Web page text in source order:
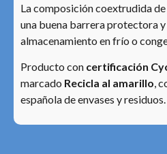
La composición coextrudida
una buena barrera protectora
almacenamiento en frío o
Producto con certificación
marcado Recicla al amarillo,
española de envases y residuos.